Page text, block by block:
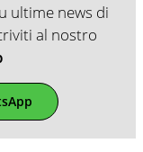
ultime news di
al nostro